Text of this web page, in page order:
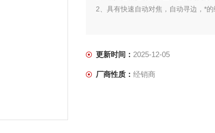
2、具有快速自动对焦，自动寻边，*
更新时间： 2025-12-05
厂商性质： 经销商